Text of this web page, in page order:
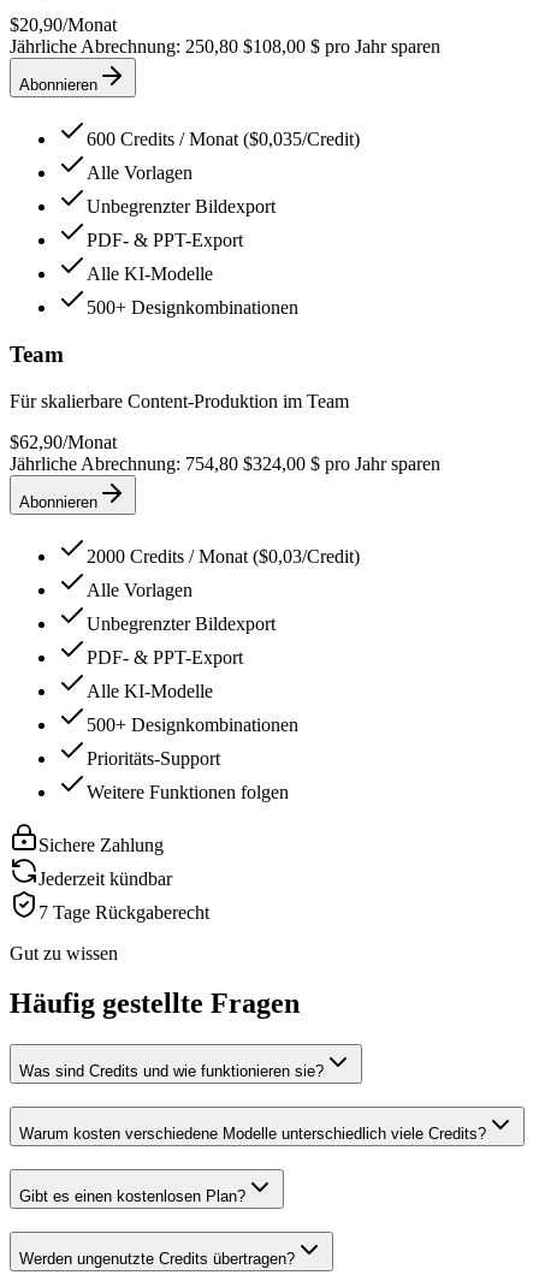
$20,90/Monat
Jährliche Abrechnung: 250,80 $108,00 $ pro Jahr sparen
Abonnieren
600 Credits / Monat ($0,035/Credit)
Alle Vorlagen
Unbegrenzter Bildexport
PDF- & PPT-Export
Alle KI-Modelle
500+ Designkombinationen
Team
Für skalierbare Content-Produktion im Team
$62,90/Monat
Jährliche Abrechnung: 754,80 $324,00 $ pro Jahr sparen
Abonnieren
2000 Credits / Monat ($0,03/Credit)
Alle Vorlagen
Unbegrenzter Bildexport
PDF- & PPT-Export
Alle KI-Modelle
500+ Designkombinationen
Prioritäts-Support
Weitere Funktionen folgen
Sichere Zahlung
Jederzeit kündbar
7 Tage Rückgaberecht
Gut zu wissen
Häufig gestellte Fragen
Was sind Credits und wie funktionieren sie?
Warum kosten verschiedene Modelle unterschiedlich viele Credits?
Gibt es einen kostenlosen Plan?
Werden ungenutzte Credits übertragen?